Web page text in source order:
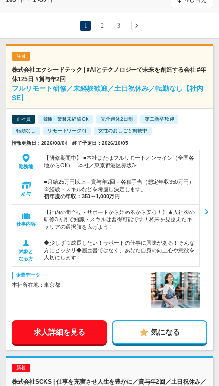
1 2 3
株式会社エクシードテック | #AIとテクノロジーで未来を創造する会社 #年
休125日 #賞与年2回
フルリモート研修／未経験歓迎／土日祝休み／転勤なし【社内
SE】
正社員 職種・業種未経験OK 完全週休2日制 第二新卒歓迎
転勤なし リモートワーク可 女性のおしごと掲載中
情報更新日：2026/08/04 終了予定日：2026/10/05
勤務地
【研修期間中】 ■本社またはフルリモートオンライン（全国各
地からOK） □本社／東京都港区赤坂3-…
給与
■月給25万円以上＋賞与年2回＋各種手当（想定年収350万円）
※経験・スキルなどを考慮し決定します。 …
初年度の年収： 350～1,000万円
仕事内容
【社内の問合せ・サポートから始めるから安心！】★入社後の
研修3ヵ月で知識・スキルは習得可能です！将来を見据えたキ
ャリアの選択肢を広げよう！
対象と
なる方
◆少しずつ成長したい！サポートの仕事に興味がある！そんな
方にピッタリ◆履歴書ではなく、あなた自身の向上心や意欲を
大切にします！
企業データ
本社所在地：東京都
求人詳細を見る 気になる
株式会社SCKS | 仕事を充実させ人生を豊かに／賞与年2回／土日祝休み／